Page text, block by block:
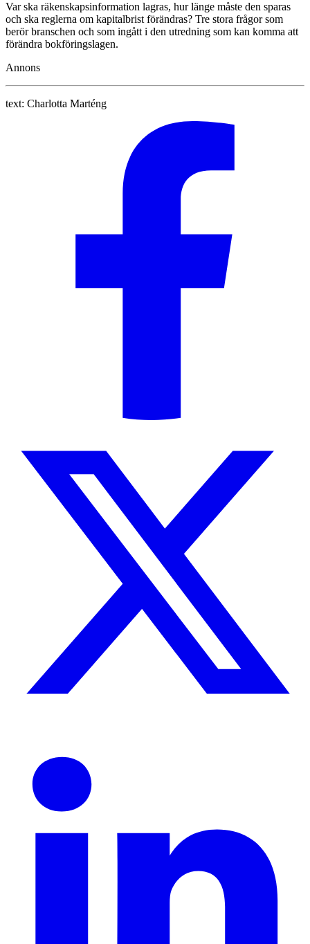
Var ska räkenskapsinformation lagras, hur länge måste den sparas
och ska reglerna om kapitalbrist förändras? Tre stora frågor som
berör branschen och som ingått i den utredning som kan komma att
förändra bokföringslagen.
Annons
text: Charlotta Marténg